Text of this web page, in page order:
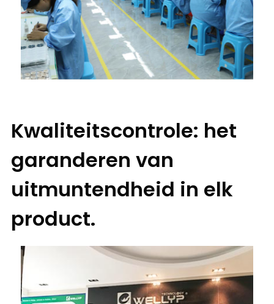
Kwaliteitscontrole: het
garanderen van
uitmuntendheid in elk
product.